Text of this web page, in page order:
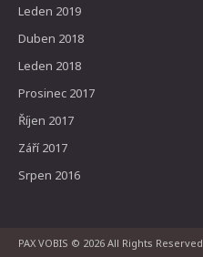
Leden 2019
Duben 2018
Leden 2018
Prosinec 2017
Říjen 2017
Září 2017
Srpen 2016
PAX VOBIS © 2026 All Rights Reserved